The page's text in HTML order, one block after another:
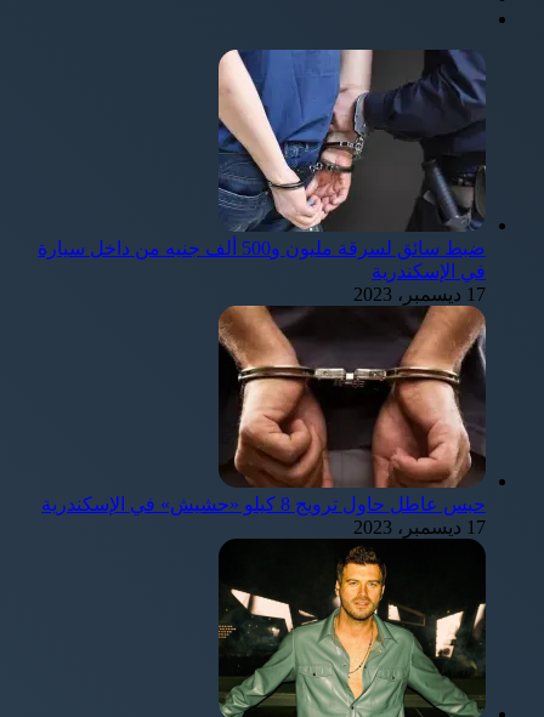
ضبط سائق لسرقة مليون و500 ألف جنيه من داخل سيارة
في الإسكندرية
17 ديسمبر، 2023
حبس عاطل حاول ترويج 8 كيلو «حشيش» في الإسكندرية
17 ديسمبر، 2023